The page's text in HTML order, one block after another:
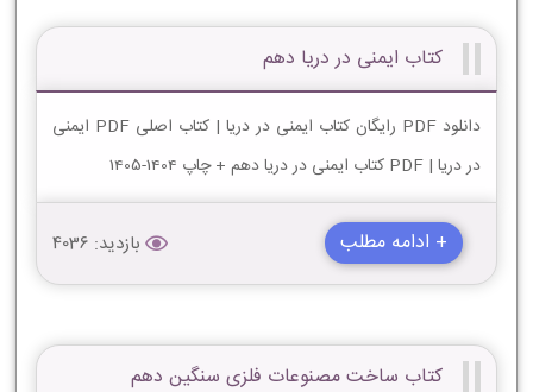
کتاب ایمنی در دریا دهم
دانلود PDF رایگان کتاب ایمنی در دریا | کتاب اصلی PDF ایمنی
در دریا | PDF کتاب ایمنی در دریا دهم + چاپ 1404-1405
+ ادامه مطلب بازدید: 4036
کتاب ساخت مصنوعات فلزی سنگین دهم